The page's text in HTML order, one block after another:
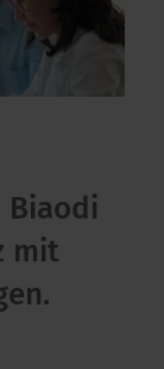
Biaodi
mit